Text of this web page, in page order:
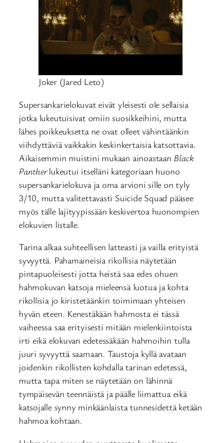
Joker (Jared Leto)
Supersankarielokuvat eivät yleisesti ole sellaisia
jotka lukeutuisivat omiin suosikkeihini, mutta
lähes poikkeuksetta ne ovat olleet vähintäänkin
viihdyttäviä vaikkakin keskinkertaisia katsottavia.
Aikaisemmin muistini mukaan ainoastaan Black
Pantherlukeutui itselläni kategoriaan huono
supersankarielokuva ja oma arvioni sille on tyly
3/10, mutta valitettavasti Suicide Squad pääsee
myös tälle lajityypissään keskivertoa huonompien
elokuvien listalle.
Tarina alkaa suhteellisen latteasti ja vailla erityistä
syvyyttä. Pahamaineisia rikollisia näytetään
pintapuoleisesti jotta heistä saa edes ohuen
hahmokuvan katsoja mieleensä luotua ja kohta
rikollisia jo kiristetäänkin toimimaan yhteisen
hyvän eteen. Kenestäkään hahmosta ei tässä
vaiheessa saa erityisesti mitään mielenkiintoista
irti eikä elokuvan edetessäkään hahmoihin tulla
juuri syvyyttä saamaan. Taustoja kyllä avataan
joidenkin rikollisten kohdalla tarinan edetessä,
mutta tapa miten se näytetään on lähinnä
tympäisevän teennäistä ja päälle liimattua eikä
katsojalle synny minkäänlaista tunnesidettä ketään
hahmoa kohtaan.